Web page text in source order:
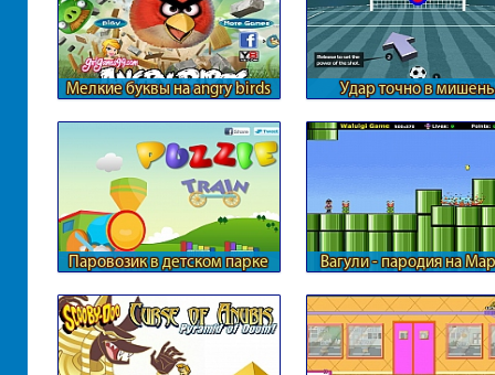
Мелкие буквы на angry birds Удар точно в мишень
Паровозик в детском парке Вагули - пародия на